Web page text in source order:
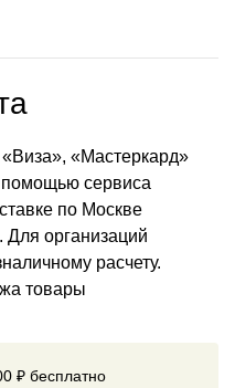
«Мастеркард»
сервиса
по Москве
организаций
расчету.
товары
₽ бесплатно